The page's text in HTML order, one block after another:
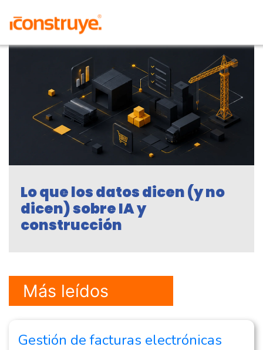
Lo que los datos dicen (y no
dicen) sobre IA y
construcción
Más leídos
Gestión de facturas electrónicas